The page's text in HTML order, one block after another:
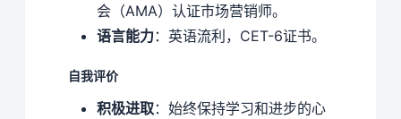
会（AMA）认证市场营销师。
语言能力：英语流利，CET-6证书。
自我评价
积极进取：始终保持学习和进步的心